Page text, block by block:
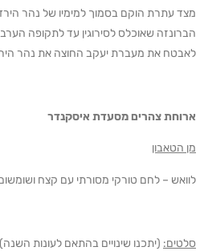
מצד עתרת הוקם בסמוך למימיו של נהר
הברונזה שאוכלס לסירוגין עד לתקופה
לאבטח את מעברת יעקב החוצה את נהר
ארוחת צהרים מסעדת איסקנדר
מן הטאבון
לוואש – לחם טורקי מסורתי עם קצח
סלטים: (יתכנו שינויים בהתאם לעונות השנה)